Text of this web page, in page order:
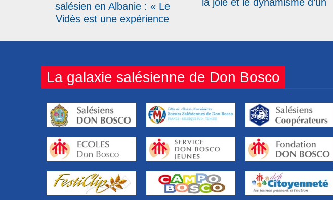
salésien en Albanie : « Le
Vidès est une expérience
France-Belgique sud
La galaxie salésienne de Don Bosco